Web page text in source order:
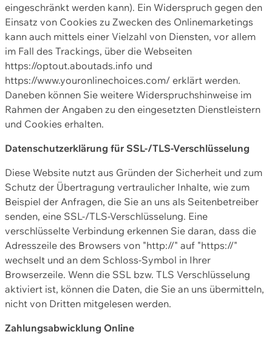
eingeschränkt werden kann). Ein Widerspruch gegen den
Einsatz von Cookies zu Zwecken des Onlinemarketings
kann auch mittels einer Vielzahl von Diensten, vor allem
im Fall des Trackings, über die Webseiten
https://optout.aboutads.info und
https://www.youronlinechoices.com/ erklärt werden.
Daneben können Sie weitere Widerspruchshinweise im
Rahmen der Angaben zu den eingesetzten Dienstleistern
und Cookies erhalten.
Datenschutzerklärung für SSL-/TLS-Verschlüsselung
Diese Website nutzt aus Gründen der Sicherheit und zum
Schutz der Übertragung vertraulicher Inhalte, wie zum
Beispiel der Anfragen, die Sie an uns als Seitenbetreiber
senden, eine SSL-/TLS-Verschlüsselung. Eine
verschlüsselte Verbindung erkennen Sie daran, dass die
Adresszeile des Browsers von "http://" auf "https://"
wechselt und an dem Schloss-Symbol in Ihrer
Browserzeile. Wenn die SSL bzw. TLS Verschlüsselung
aktiviert ist, können die Daten, die Sie an uns übermitteln,
nicht von Dritten mitgelesen werden.
Zahlungsabwicklung Online